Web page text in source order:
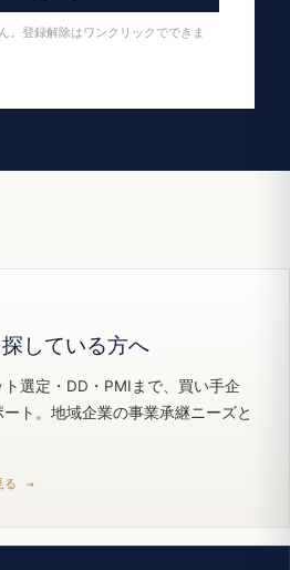
。登録解除はワンクリックでできま
している方へ
選定・DD・PMIまで、買い手企
ト。地域企業の事業承継ニーズと
る →